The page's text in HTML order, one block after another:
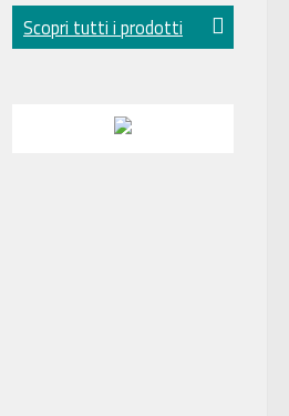
Scopri tutti i prodotti